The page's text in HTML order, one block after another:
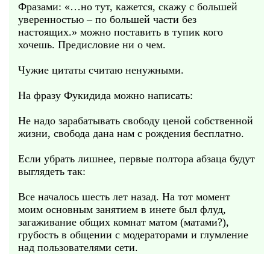
Фразами: «…но тут, кажется, скажу с большей
уверенностью – по большей части без
настоящих.» можно поставить в тупик кого
хочешь. Предисловие ни о чем.
Чужие цитаты считаю ненужными.
На фразу Фукидида можно написать:
Не надо зарабатывать свободу ценой собственной
жизни, свобода дана нам с рождения бесплатно.
Если убрать лишнее, первые полтора абзаца будут
выглядеть так:
Все началось шесть лет назад. На тот момент
моим основным занятием в инете был флуд,
загаживание общих комнат матом (матами?),
грубость в общении с модераторами и глумление
над пользователями сети.